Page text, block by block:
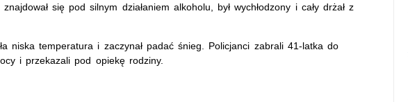
się pod silnym działaniem alkoholu, był wychłodzony i cały drżał z
niska temperatura i zaczynał padać śnieg. Policjanci zabrali 41-latka do
i przekazali pod opiekę rodziny.